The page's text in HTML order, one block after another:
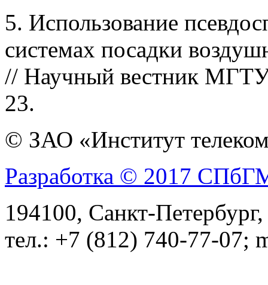
5. Использование
системах посадки
// Научный вестник
23.
© ЗАО «Институт
Разработка © 2017
194100, Санкт-
тел.: +7 (812) 740-77-07;